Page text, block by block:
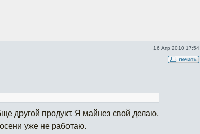
16 Апр 2010 17:54
другой продукт. Я майнез свой делаю,
уже не работаю.